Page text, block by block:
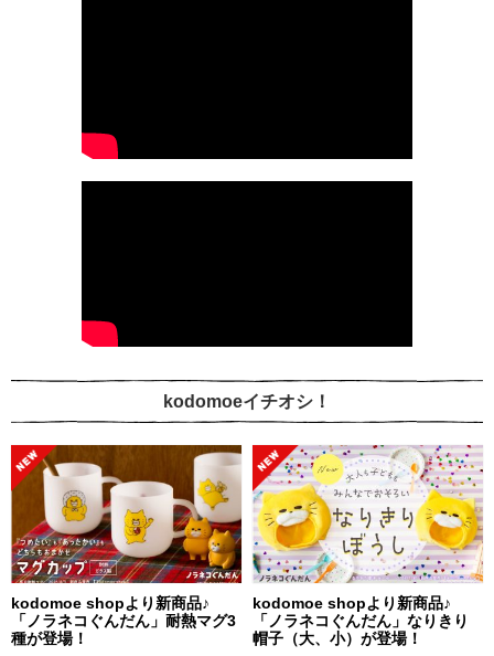
kodomoeイチオシ！
kodomoe shopより新商品♪
「ノラネコぐんだん」耐熱マグ3
種が登場！
kodomoe shopより新商品♪
「ノラネコぐんだん」なりきり
帽子（大、小）が登場！